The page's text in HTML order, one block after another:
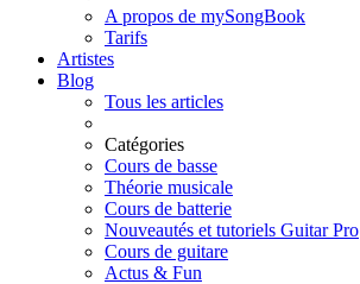
A propos de mySongBook
Tarifs
Artistes
Blog
Tous les articles
Catégories
Cours de basse
Théorie musicale
Cours de batterie
Nouveautés et tutoriels Guitar Pro
Cours de guitare
Actus & Fun